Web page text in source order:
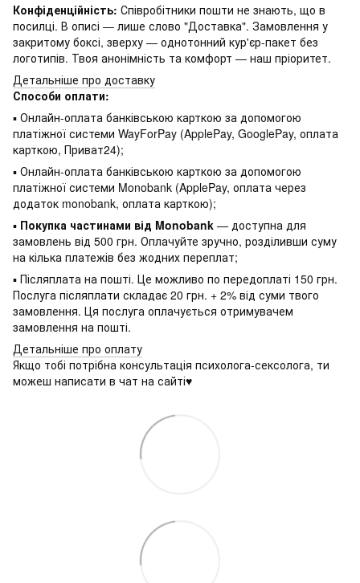
Конфіденційність: Співробітники пошти не знають, що в
посилці. В описі — лише слово "Доставка". Замовлення у
закритому боксі, зверху — однотонний кур'єр-пакет без
логотипів. Твоя анонімність та комфорт — наш пріоритет.
Детальніше про доставку
Способи оплати:
▪ Онлайн-оплата банківською карткою за допомогою
платіжної системи WayForPay (ApplePay, GooglePay, оплата
карткою, Приват24);
▪ Онлайн-оплата банківською карткою за допомогою
платіжної системи Monobank (ApplePay, оплата через
додаток monobank, оплата карткою);
▪ Покупка частинами від Monobank — доступна для
замовлень від 500 грн. Оплачуйте зручно, розділивши суму
на кілька платежів без жодних переплат;
▪ Післяплата на пошті. Це можливо по передоплаті 150 грн.
Послуга післяплати складає 20 грн. + 2% від суми твого
замовлення. Ця послуга оплачується отримувачем
замовлення на пошті.
Детальніше про оплату
Якщо тобі потрібна консультація психолога-сексолога, ти
можеш написати в чат на сайті♥